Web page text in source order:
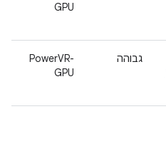
GPU
גבוהה
PowerVR-
GPU